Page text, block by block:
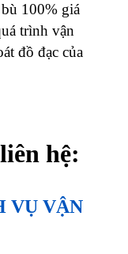
100% giá
trình vận
đồ đạc của
hệ:
VỤ VẬN